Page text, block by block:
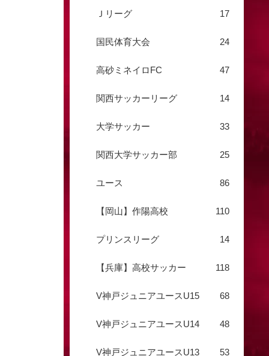
Ｊリーグ 17
国民体育大会 24
高砂ミネイロFC 47
関西サッカーリーグ 14
大学サッカー 33
関西大学サッカー部 25
ユース 86
【岡山】作陽高校 110
プリンスリーグ 14
【兵庫】高校サッカー 118
V神戸ジュニアユースU15 68
V神戸ジュニアユースU14 48
V神戸ジュニアユースU13 53